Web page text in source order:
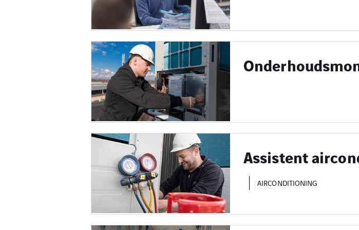
Assistent
AIRCONDITIONING